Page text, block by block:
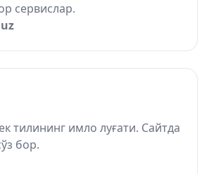
сервислар.
тилининг имло луғати. Сайтда
бор.